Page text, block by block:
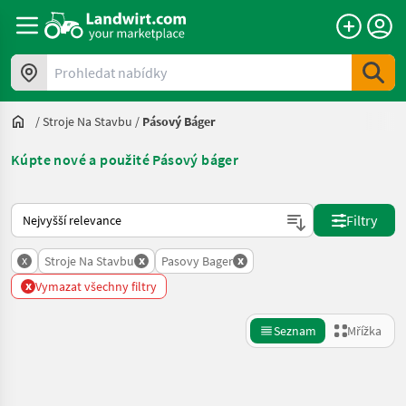
Prohledat nabídky
/Stroje Na Stavbu / Pásový Báger
Kúpte nové a použité Pásový báger
Takto se řadí nabídky na Landwirt.com
Filtry
x Stroje Na Stavbu x Pasovy Bager x
x Vymazat všechny filtry
Seznam Mřížka